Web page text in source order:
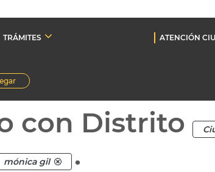
TRÁMITES
ATENCIÓN
con Distrito
mónica gil .